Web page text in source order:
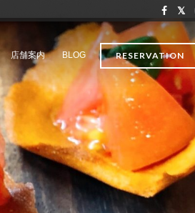
RESERVATION
店舗案内 BLOG